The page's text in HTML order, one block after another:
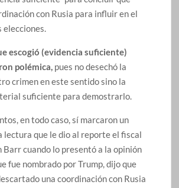
con Rusia para influir en el
elecciones.
escogió (evidencia suficiente)
polémica, pues no desechó la
crimen en este sentido sino la
suficiente para demostrarlo.
en todo caso, sí marcaron un
lectura que le dio al reporte el fiscal
cuando lo presentó a la opinión
fue nombrado por Trump, dijo que
una coordinación con Rusia